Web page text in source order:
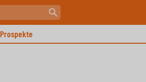
Prospekte